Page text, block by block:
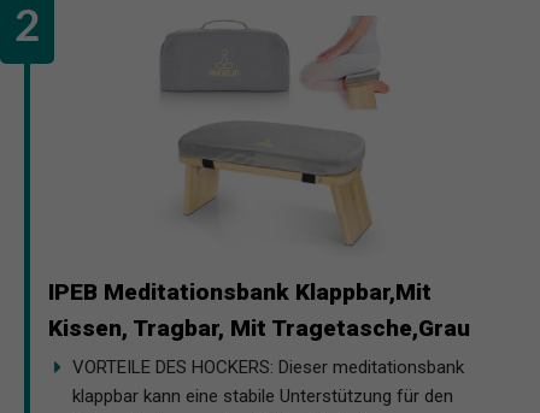
IPEB Meditationsbank Klappbar,Mit
Kissen, Tragbar, Mit Tragetasche,Grau
VORTEILE DES HOCKERS: Dieser meditationsbank
klappbar kann eine stabile Unterstützung für den